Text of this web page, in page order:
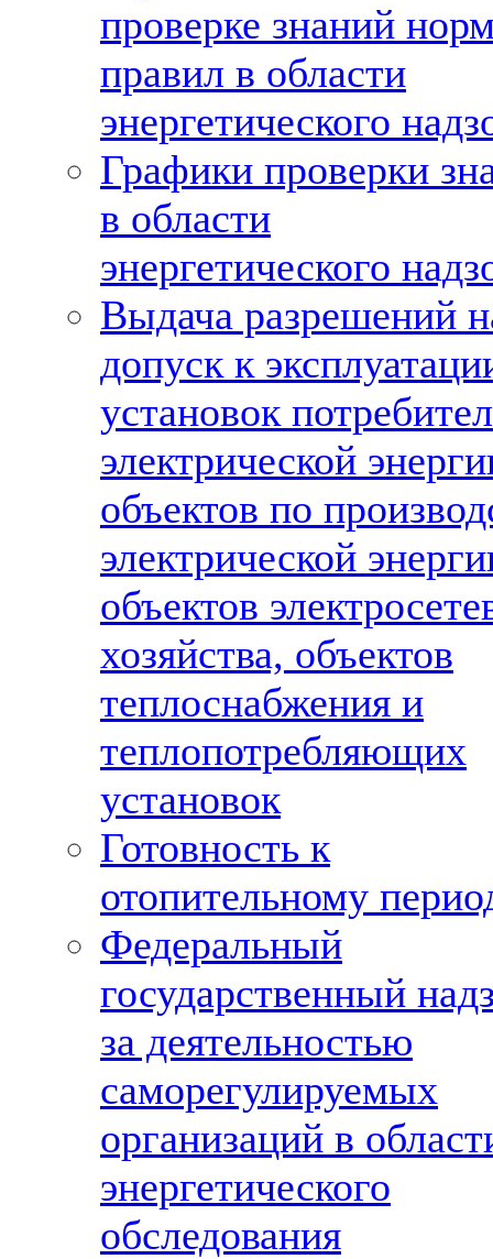
проверке знаний
правил в области
энергетического
Графики проверки
в области
энергетического
Выдача разрешений
допуск к
установок
электрической
объектов по
электрической
объектов
хозяйства, объектов
теплоснабжения и
теплопотребляющих
установок
Готовность к
отопительному
Федеральный
государственный
за деятельностью
саморегулируемых
организаций в
энергетического
обследования